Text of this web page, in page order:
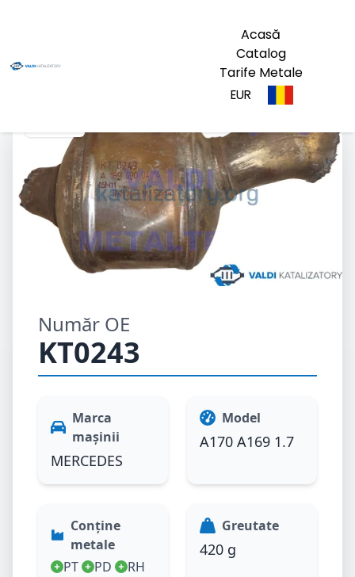
Acasă
Catalog
Tarife Metale
EUR
Număr OE
KT0243
Marca
mașinii
MERCEDES
Model
A170 A169 1.7
Conține
metale
PT
PD RH
Greutate
420 g